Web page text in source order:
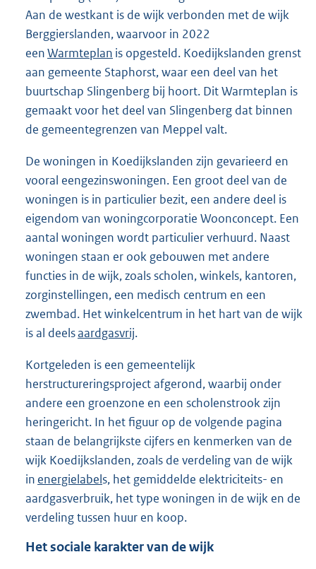
Aan de westkant is de wijk verbonden met de wijk
Berggierslanden, waarvoor in 2022
eenWarmteplan is opgesteld. Koedijkslanden grenst
aan gemeente Staphorst, waar een deel van het
buurtschap Slingenberg bij hoort. Dit Warmteplan is
gemaakt voor het deel van Slingenberg dat binnen
de gemeentegrenzen van Meppel valt.
De woningen in Koedijkslanden zijn gevarieerd en
vooral eengezinswoningen. Een groot deel van de
woningen is in particulier bezit, een andere deel is
eigendom van woningcorporatie Woonconcept. Een
aantal woningen wordt particulier verhuurd. Naast
woningen staan er ook gebouwen met andere
functies in de wijk, zoals scholen, winkels, kantoren,
zorginstellingen, een medisch centrum en een
zwembad. Het winkelcentrum in het hart van de wijk
is al deelsaardgasvrij.
Kortgeleden is een gemeentelijk
herstructureringsproject afgerond, waarbij onder
andere een groenzone en een scholenstrook zijn
heringericht. In het figuur op de volgende pagina
staan de belangrijkste cijfers en kenmerken van de
wijk Koedijkslanden, zoals de verdeling van de wijk
in energielabels, het gemiddelde elektriciteits- en
aardgasverbruik, het type woningen in de wijk en de
verdeling tussen huur en koop.
Het sociale karakter van de wijk